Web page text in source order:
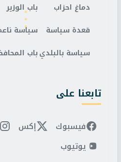
دماغ احزاب
قعدة سياسة
سياسة بالبلدي
باب الوزير
سياسة
باب
تابعنا على
فيسبوك إكس
يوتيوب